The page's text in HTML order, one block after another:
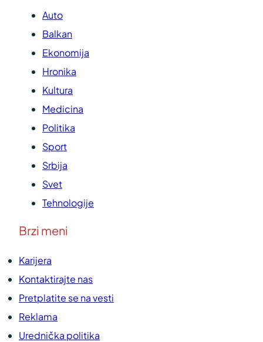
Auto
Balkan
Ekonomija
Hronika
Kultura
Medicina
Politika
Sport
Srbija
Svet
Tehnologije
Brzi meni
Karijera
Kontaktirajte nas
Pretplatite se na vesti
Reklama
Urednička politika